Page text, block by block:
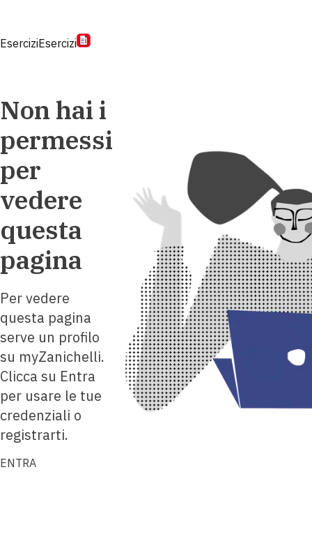
EserciziEsercizi
Non hai i
permessi
per
vedere
questa
pagina
Per vedere
questa pagina
serve un profilo
su myZanichelli.
Clicca su Entra
per usare le tue
credenziali o
registrarti.
ENTRA